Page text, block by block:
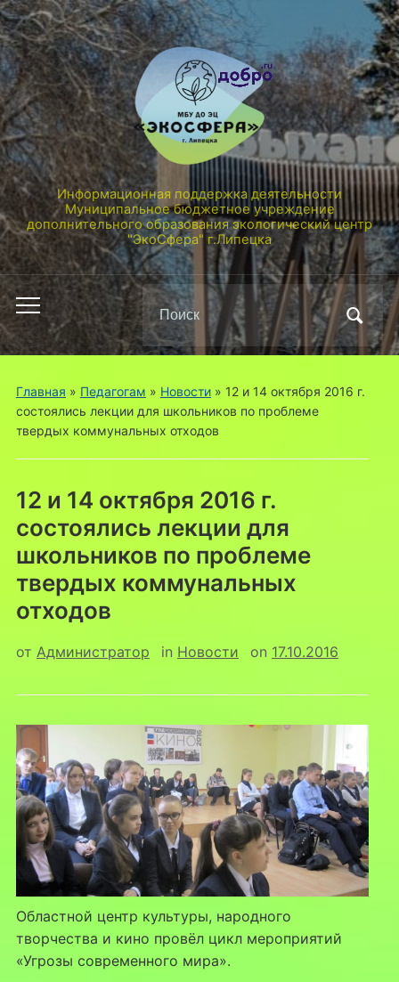
Информационная поддержка деятельности
Муниципальное бюджетное учреждение
дополнительного образования экологический центр
"ЭкоСфера" г.Липецка
Переключить
мобильное
меню
Поиск
по:
Главная » Педагогам » Новости» 12 и 14 октября 2016 г.
состоялись лекции для школьников по проблеме
твердых коммунальных отходов
12 и 14 октября 2016 г.
состоялись лекции для
школьников по проблеме
твердых коммунальных
отходов
от Администратор in Новости on 17.10.2016
Областной центр культуры, народного
творчества и кино провёл цикл мероприятий
«Угрозы современного мира».